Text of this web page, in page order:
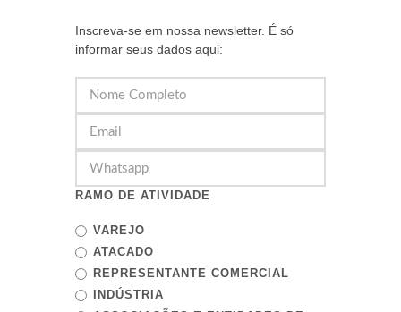
Inscreva-se em nossa newsletter. É só
informar seus dados aqui:
RAMO DE ATIVIDADE
VAREJO
ATACADO
REPRESENTANTE COMERCIAL
INDÚSTRIA